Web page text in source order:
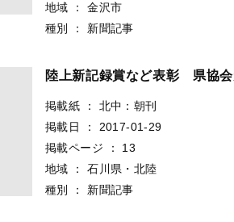
地域
：
金沢市
種別
： 新聞記事
陸上新記録賞など表彰 県協
掲載紙 ：
北中：朝刊
掲載日
：
2017-01-29
掲載ページ
：
13
地域
：
石川県・北陸
種別
： 新聞記事